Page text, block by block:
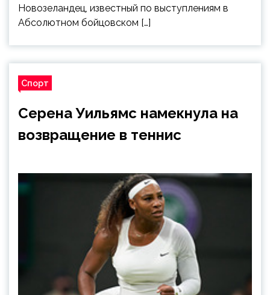
Новозеландец, известный по выступлениям в
Абсолютном бойцовском […]
Спорт
Серена Уильямс намекнула на
возвращение в теннис